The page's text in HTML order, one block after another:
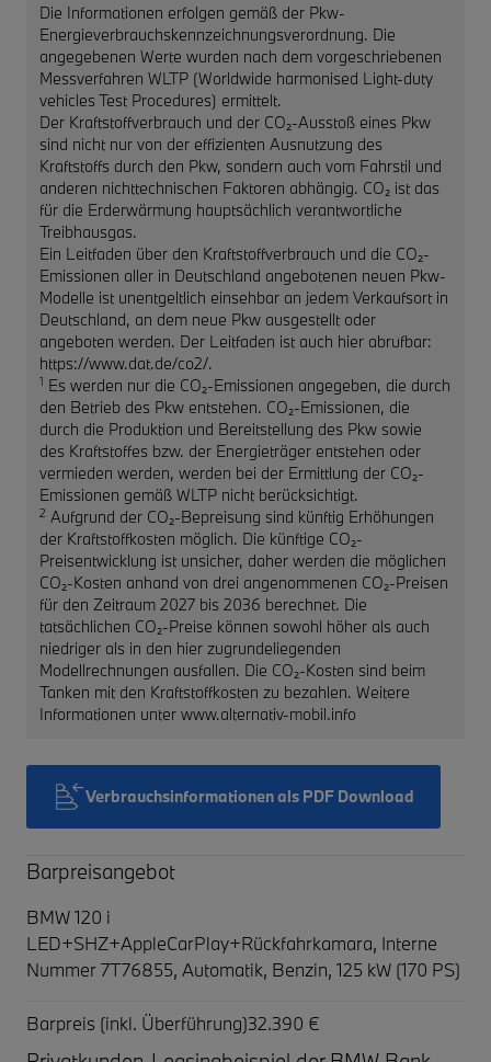
Die Informationen erfolgen gemäß der Pkw-
Energieverbrauchskennzeichnungsverordnung. Die
angegebenen Werte wurden nach dem vorgeschriebenen
Messverfahren WLTP (Worldwide harmonised Light-duty
vehicles Test Procedures) ermittelt.
Der Kraftstoffverbrauch und der CO₂-Ausstoß eines Pkw
sind nicht nur von der effizienten Ausnutzung des
Kraftstoffs durch den Pkw, sondern auch vom Fahrstil und
anderen nichttechnischen Faktoren abhängig. CO₂ ist das
für die Erderwärmung hauptsächlich verantwortliche
Treibhausgas.
Ein Leitfaden über den Kraftstoffverbrauch und die CO₂-
Emissionen aller in Deutschland angebotenen neuen Pkw-
Modelle ist unentgeltlich einsehbar an jedem Verkaufsort in
Deutschland, an dem neue Pkw ausgestellt oder
angeboten werden. Der Leitfaden ist auch hier abrufbar:
https://www.dat.de/co2/.
1 Es werden nur die CO₂-Emissionen angegeben, die durch
den Betrieb des Pkw entstehen. CO₂-Emissionen, die
durch die Produktion und Bereitstellung des Pkw sowie
des Kraftstoffes bzw. der Energieträger entstehen oder
vermieden werden, werden bei der Ermittlung der CO₂-
Emissionen gemäß WLTP nicht berücksichtigt.
2 Aufgrund der CO₂-Bepreisung sind künftig Erhöhungen
der Kraftstoffkosten möglich. Die künftige CO₂-
Preisentwicklung ist unsicher, daher werden die möglichen
CO₂-Kosten anhand von drei angenommenen CO₂-Preisen
für den Zeitraum 2027 bis 2036 berechnet. Die
tatsächlichen CO₂-Preise können sowohl höher als auch
niedriger als in den hier zugrundeliegenden
Modellrechnungen ausfallen. Die CO₂-Kosten sind beim
Tanken mit den Kraftstoffkosten zu bezahlen. Weitere
Informationen unter www.alternativ-mobil.info
Verbrauchsinformationen als PDF Download
Barpreisangebot
BMW 120 i
LED+SHZ+AppleCarPlay+Rückfahrkamara, Interne
Nummer 7T76855, Automatik, Benzin, 125 kW (170 PS)
Barpreis (inkl. Überführung)32.390 €